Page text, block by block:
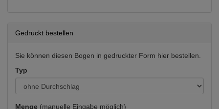
Gedruckt bestellen
Sie können diesen Bogen in gedruckter Form hier bestellen.
Typ
Menge (manuelle Eingabe möglich)